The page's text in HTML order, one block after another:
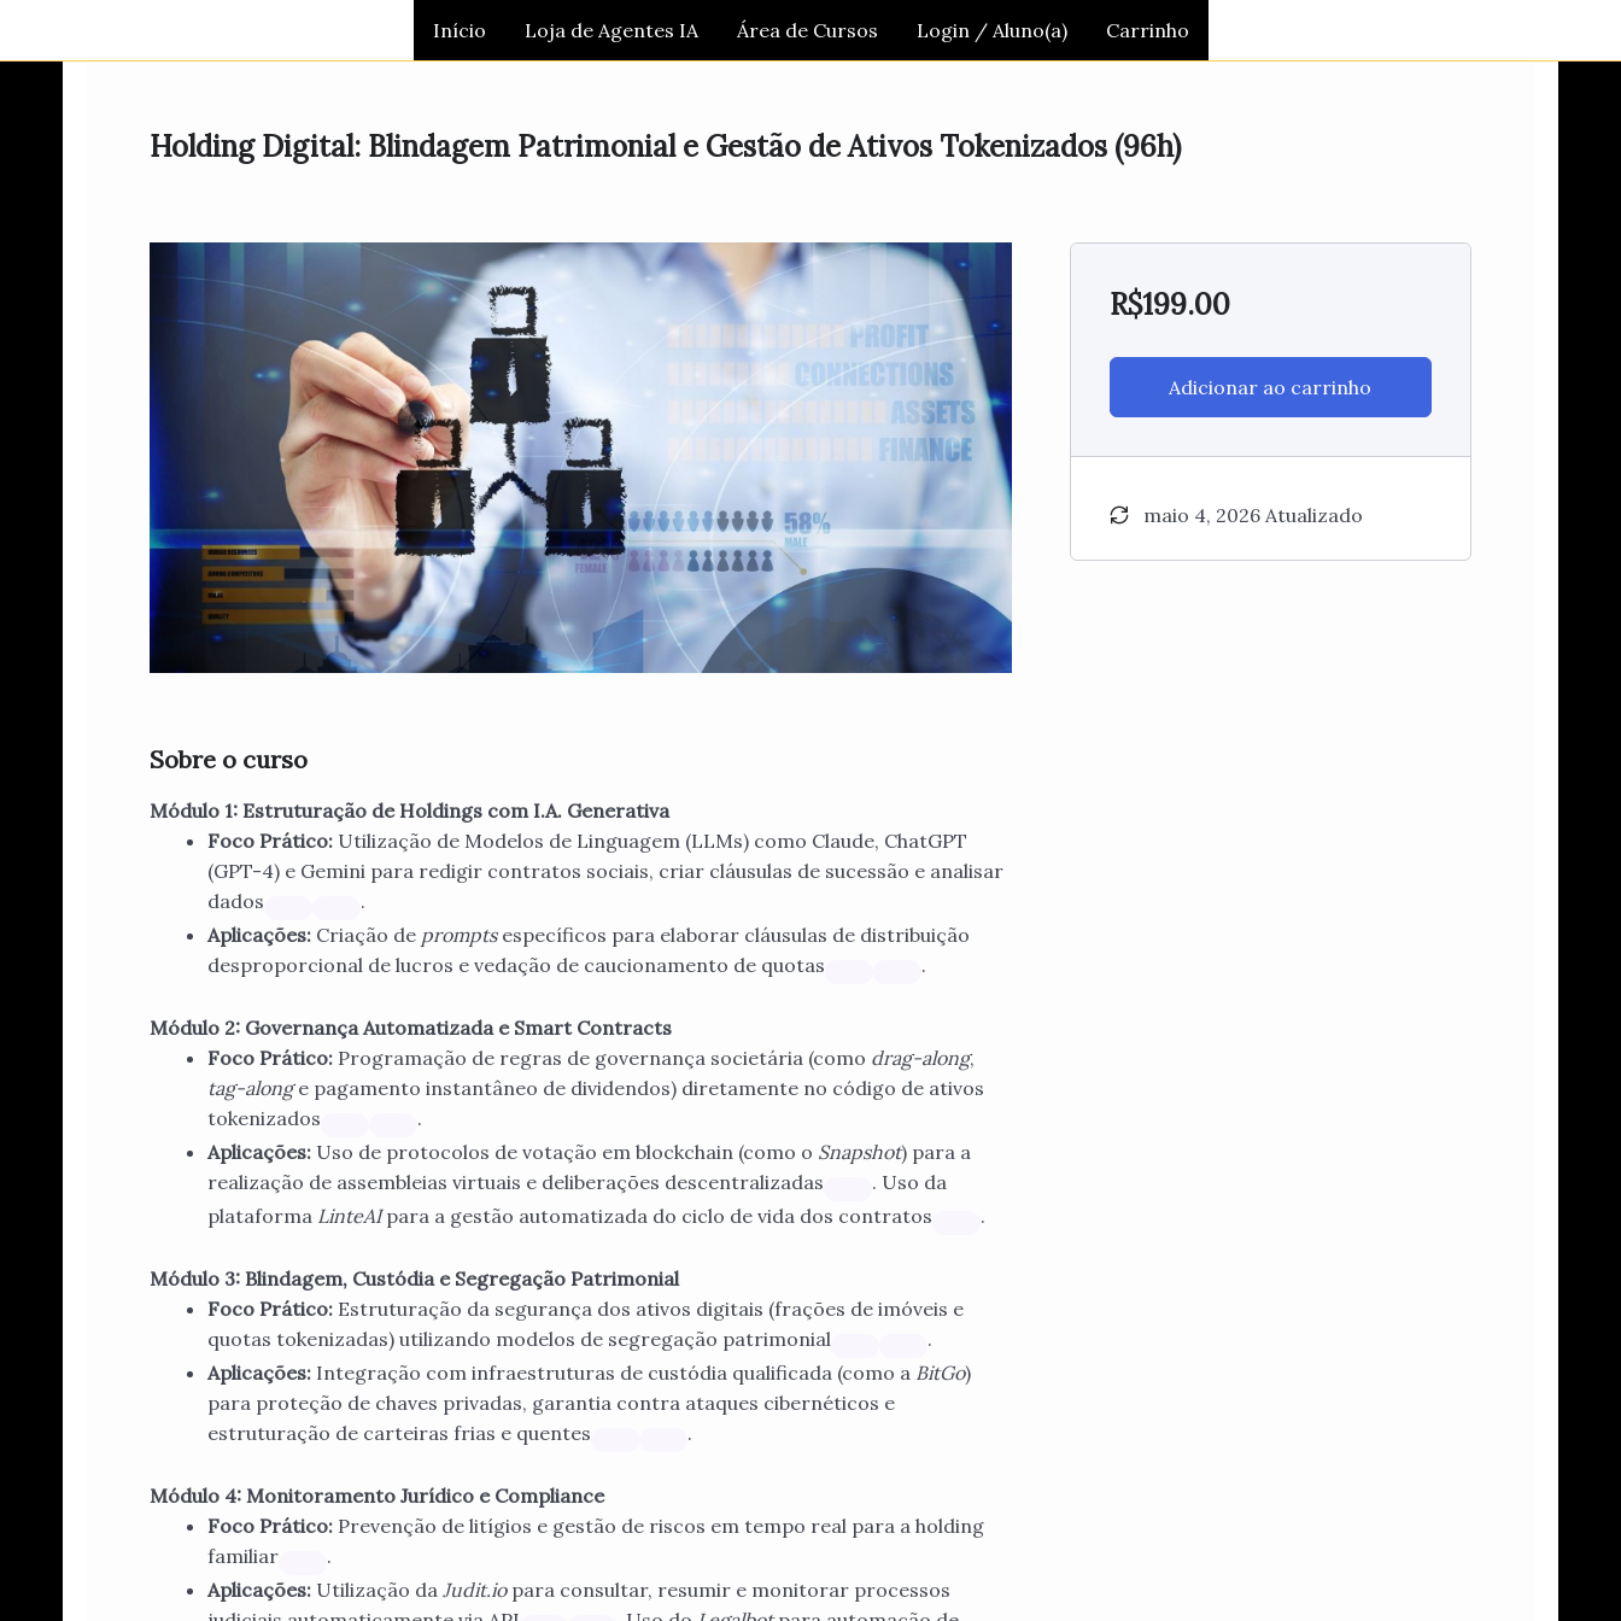
Início Loja de Agentes IA Área de Cursos Login / Aluno(a) Carrinho
Holding Digital: Blindagem Patrimonial e Gestão de Ativos Tokenizados (96h)
Sobre o curso
Módulo 1: Estruturação de Holdings com I.A. Generativa
Foco Prático: Utilização de Modelos de Linguagem (LLMs) como Claude, ChatGPT
(GPT-4) e Gemini para redigir contratos sociais, criar cláusulas de sucessão e analisar
dados
.
Aplicações: Criação de promptsespecíficos para elaborar cláusulas de distribuição
desproporcional de lucros e vedação de caucionamento de quotas
.
Módulo 2: Governança Automatizada e Smart Contracts
Foco Prático: Programação de regras de governança societária (como drag-along,
tag-alonge pagamento instantâneo de dividendos) diretamente no código de ativos
tokenizados
.
Aplicações: Uso de protocolos de votação em blockchain (como o Snapshot) para a
realização de assembleias virtuais e deliberações descentralizadas
. Uso da
plataforma LinteAIpara a gestão automatizada do ciclo de vida dos contratos .
Módulo 3: Blindagem, Custódia e Segregação Patrimonial
Foco Prático: Estruturação da segurança dos ativos digitais (frações de imóveis e
quotas tokenizadas) utilizando modelos de segregação patrimonial
.
Aplicações: Integração com infraestruturas de custódia qualificada (como a BitGo)
para proteção de chaves privadas, garantia contra ataques cibernéticos e
estruturação de carteiras frias e quentes
.
Módulo 4: Monitoramento Jurídico e Compliance
Foco Prático: Prevenção de litígios e gestão de riscos em tempo real para a holding
familiar
.
Aplicações: Utilização da Judit.iopara consultar, resumir e monitorar processos
R$199.00
Adicionar ao carrinho
maio 4, 2026 Atualizado